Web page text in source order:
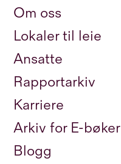
Om oss
Lokaler til leie
Ansatte
Rapportarkiv
Karriere
Arkiv for E-bøker
Blogg